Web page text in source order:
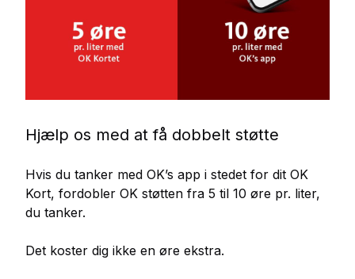
Hjælp os med at få dobbelt støtte
Hvis du tanker med OK’s app i stedet for dit OK
Kort, fordobler OK støtten fra 5 til 10 øre pr. liter,
du tanker.
Det koster dig ikke en øre ekstra.